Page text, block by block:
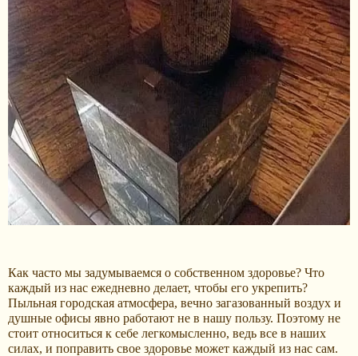
Как часто мы задумываемся о собственном здоровье? Что
каждый из нас ежедневно делает, чтобы его укрепить?
Пыльная городская атмосфера, вечно загазованный воздух и
душные офисы явно работают не в нашу пользу. Поэтому не
стоит относиться к себе легкомысленно, ведь все в наших
силах, и поправить свое здоровье может каждый из нас сам.